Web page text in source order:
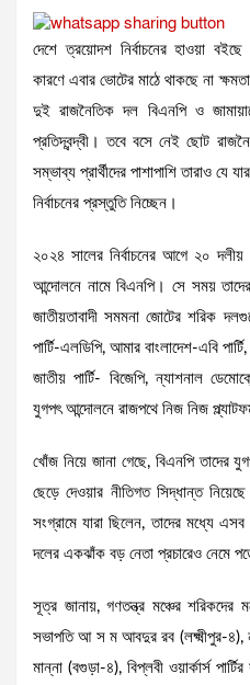
দেশে ত্রয়োদশ নির্বাচনের হাওয়া
কারণে এবার ভোটের মাঠে থাকছে না
দুই রাজনৈতিক দল বিএনপি ও
প্রতিদ্বন্দ্বী। তবে বসে নেই ছোট
সম্ভাব্য প্রার্থীদের পাশাপাশি তারাও
নির্বাচনের প্রস্তুতি নিচ্ছেন।
২০২৪ সালের নির্বাচনের আগে ২০
আন্দোলনে নামে বিএনপি। সে সময়
জাতীয়তাবাদী সমমনা জোটের শরিক
পার্টি-এলডিপি, আমার বাংলাদেশ-এবি
জাতীয় পার্টি- বিজেপি, ন্যাশনাল
যুগপৎ আন্দোলনে রাজপথে নিজ নিজ
খোঁজ নিয়ে জানা গেছে, বিএনপি তাদের
ছেড়ে দেওয়ার নীতিগত সিদ্ধান্ত
সংগ্রামে যারা ছিলেন, তাদের মধ্যে
দলের একঝাঁক বড় নেতা প্রচারেও নেমে
সূত্র জানায়, গণতন্ত্র মঞ্চের শরিকদের
সভাপতি আ স ম আবদুর রব (লক্ষ্মীপুর-৪),
মান্না (বগুড়া-৪), বিপ্লবী ওয়ার্কার্স